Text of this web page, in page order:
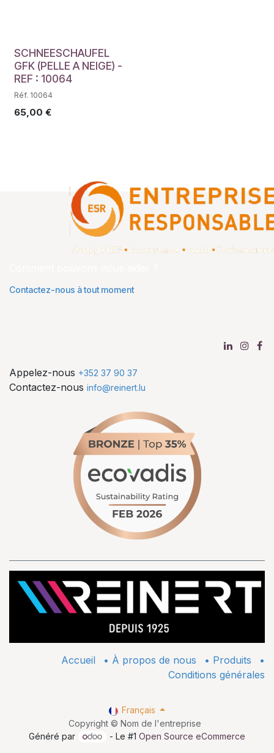
SCHNEESCHAUFEL
GFK (PELLE A NEIGE) -
REF : 10064
Réf. 10064
65,00 €
Contactez-nous à tout moment
Appelez-nous +352 37 90 37
Contactez-nous info@reinert.lu
Accueil • À propos de nous • ​Produits
•
Conditions générales
Copyright © Nom de l'entreprise
Français
Généré par - Le #1Open Source eCommerce